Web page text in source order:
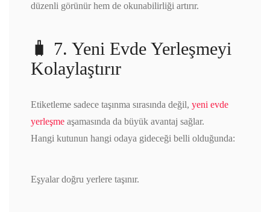
düzenli görünür hem de okunabilirliği artırır.
🧳 7. Yeni Evde Yerleşmeyi
Kolaylaştırır
Etiketleme sadece taşınma sırasında değil, yeni evde
yerleşme aşamasında da büyük avantaj sağlar.
Hangi kutunun hangi odaya gideceği belli olduğunda:
Eşyalar doğru yerlere taşınır.